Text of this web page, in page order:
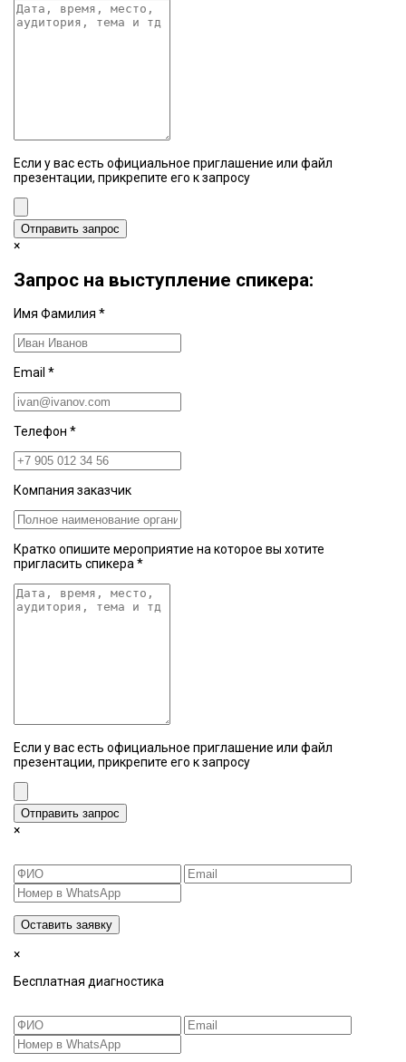
Если у вас есть официальное приглашение или файл
презентации, прикрепите его к запросу
Отправить запрос
×
Запрос на выступление спикера:
Имя Фамилия *
Email *
Телефон *
Компания заказчик
Кратко опишите мероприятие на которое вы хотите
пригласить спикера*
Если у вас есть официальное приглашение или файл
презентации, прикрепите его к запросу
Отправить запрос
×
Оставить заявку
×
Бесплатная диагностика